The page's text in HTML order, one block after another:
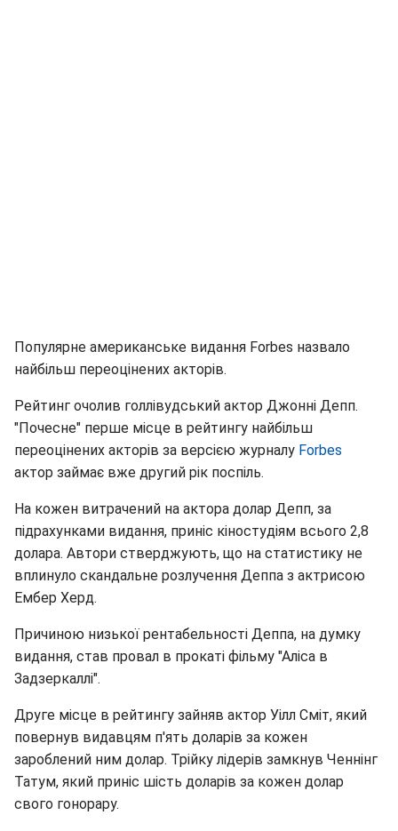
Популярне американське видання Forbes назвало
найбільш переоцінених акторів.
Рейтинг очолив голлівудський актор Джонні Депп.
"Почесне" перше місце в рейтингу найбільш
переоцінених акторів за версією журналу Forbes
актор займає вже другий рік поспіль.
На кожен витрачений на актора долар Депп, за
підрахунками видання, приніс кіностудіям всього 2,8
долара. Автори стверджують, що на статистику не
вплинуло скандальне розлучення Деппа з актрисою
Ембер Херд.
Причиною низької рентабельності Деппа, на думку
видання, став провал в прокаті фільму "Аліса в
Задзеркаллі".
Друге місце в рейтингу зайняв актор Уілл Сміт, який
повернув видавцям п'ять доларів за кожен
зароблений ним долар. Трійку лідерів замкнув Ченнінг
Татум, який приніс шість доларів за кожен долар
свого гонорару.